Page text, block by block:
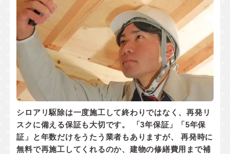
シロアリ駆除は一度施工して終わりではなく、再発リ
スクに備える保証も大切です。 「3年保証」「5年保
証」と年数だけをうたう業者もありますが、 再発時に
無料で再施工してくれるのか、 建物の修繕費用まで補